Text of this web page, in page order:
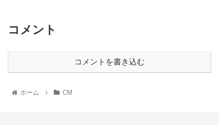
コメント
コメントを書き込む
ホーム CM